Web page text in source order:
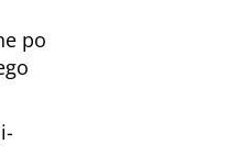
po